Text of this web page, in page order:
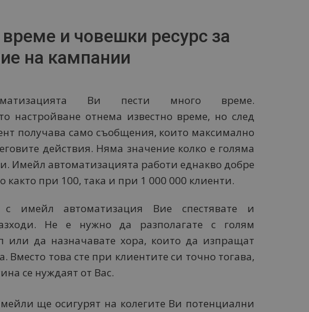
време и човешки ресурс за
на кампании
Ви пести много време.
настройване отнема известно време, но след
получава само съобщения, които максимално
действия. Няма значение колко е голяма
Имейл автоматизацията работи еднакво добре
както при 100, така и при 1 000 000 клиенти.
имейл автоматизация Вие спестявате и
Не е нужно да разполагате с голям
или да назначавате хора, които да изпращат
Вместо това сте при клиентите си точно тогава,
се нуждаят от Вас.
ще осигурят на колегите Ви потенциални